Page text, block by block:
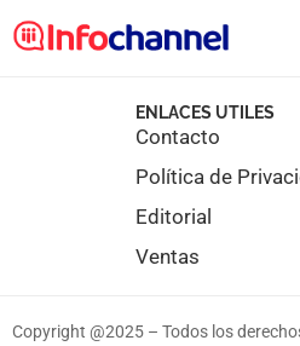
ENLACES UTILES
Contacto
Política de
Editorial
Ventas
Copyright @2025 – Todos los